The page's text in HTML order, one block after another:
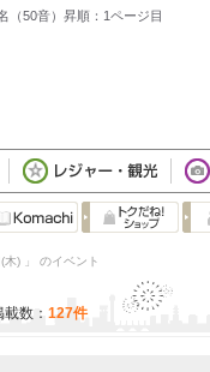
（50音）昇順：1ページ目
) 」 のイベント
載数： 127件